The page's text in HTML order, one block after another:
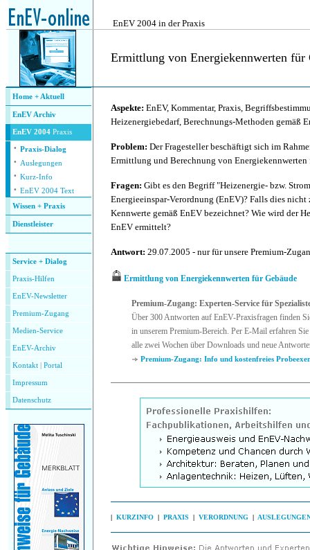
EnEV 2004 in der Praxis
Ermittlung von Energiekennwerten für
Home + Aktuell
EnEV Archiv
EnEV 2004 Praxis
· Praxis-Dialog
· Auslegungen
· Kurz-Info
· EnEV 2004 Text
Wissen + Praxis
Dienstleister
Service + Dialog
Praxis-Hilfen
EnEV-Newsletter
Premium-Zugang
Medien-Service
EnEV-Archiv
Kontakt Portal
Impressum
Datenschutz
Aspekte: EnEV, Kommentar, Praxis,
Heizenergiebedarf, Berechnungs-Methoden gemäß
Problem: Der Fragesteller beschäftigt sich im
Ermittlung und Berechnung von Energiekennwerten
Fragen: Gibt es den Begriff "Heizenergie- bzw.
Energieeinspar-Verordnung (EnEV)? Falls dies
Kennwerte gemäß EnEV bezeichnet? Wie wird der
EnEV ermittelt?
Antwort: 29.07.2005 - nur für unsere Premium-
Ermittlung von Energiekennwerten für Gebäude
Premium-Zugang: Experten-Service für
Über 300 Antworten auf EnEV-Praxisfragen finden
in unserem Premium-Bereich. Per E-Mail erfahren Sie
alle zwei Wochen über Downloads und neue
Premium-Zugang: Info und kostenfreies
| KURZINFO | PRAXIS | VERORDNUNG |